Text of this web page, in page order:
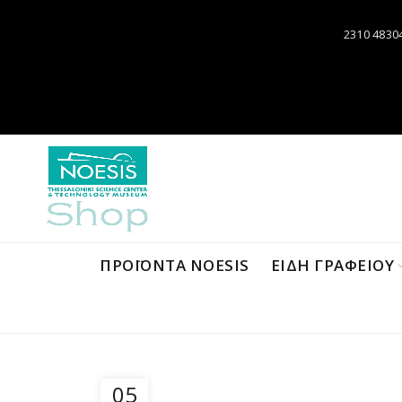
2310
ΠΡΟΪΌΝΤΑ NOESIS ΕΙΔΗ ΓΡΑΦΕΙΟΥ
05